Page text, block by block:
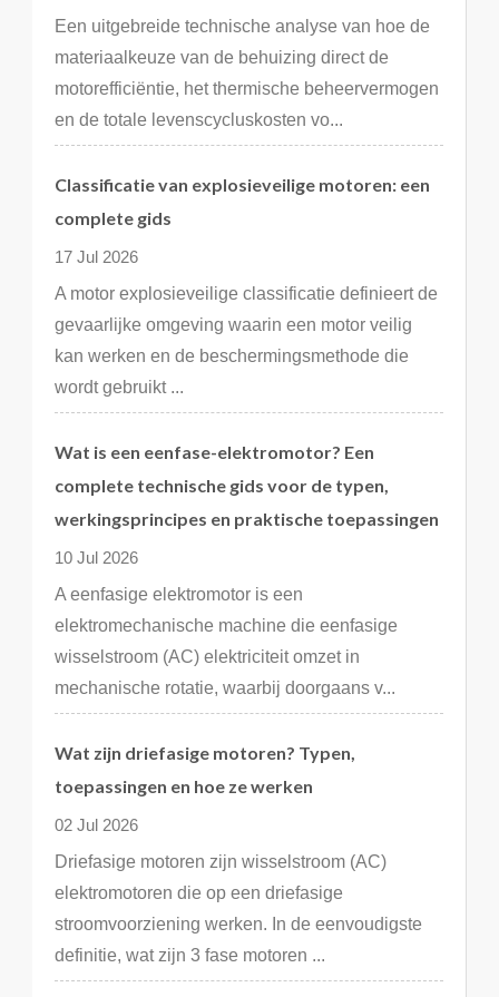
Een uitgebreide technische analyse van hoe de
materiaalkeuze van de behuizing direct de
motorefficiëntie, het thermische beheervermogen
en de totale levenscycluskosten vo...
Classificatie van explosieveilige motoren: een
complete gids
17 Jul 2026
A motor explosieveilige classificatie definieert de
gevaarlijke omgeving waarin een motor veilig
kan werken en de beschermingsmethode die
wordt gebruikt ...
Wat is een eenfase-elektromotor? Een
complete technische gids voor de typen,
werkingsprincipes en praktische toepassingen
10 Jul 2026
A eenfasige elektromotor is een
elektromechanische machine die eenfasige
wisselstroom (AC) elektriciteit omzet in
mechanische rotatie, waarbij doorgaans v...
Wat zijn driefasige motoren? Typen,
toepassingen en hoe ze werken
02 Jul 2026
Driefasige motoren zijn wisselstroom (AC)
elektromotoren die op een driefasige
stroomvoorziening werken. In de eenvoudigste
definitie, wat zijn 3 fase motoren ...